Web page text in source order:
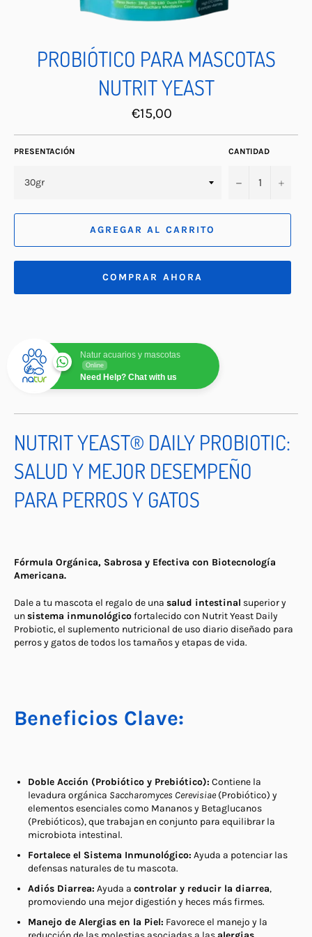
PROBIÓTICO PARA MASCOTAS
NUTRIT YEAST
Precio
habitual
€15,00
PRESENTACIÓN CANTIDAD
− +
AGREGAR AL CARRITO
COMPRAR AHORA
Natur acuarios y mascotas
Online
Need Help? Chat with us
NUTRIT YEAST® DAILY PROBIOTIC:
SALUD Y MEJOR DESEMPEÑO
PARA PERROS Y GATOS
Fórmula Orgánica, Sabrosa y Efectiva con Biotecnología
Americana.
Dale a tu mascota el regalo de una salud intestinal superior y
unsistema inmunológicofortalecido con Nutrit Yeast Daily
Probiotic, el suplemento nutricional de uso diario diseñado para
perros y gatos de todos los tamaños y etapas de vida.
Beneficios Clave:
Doble Acción (Probiótico y Prebiótico): Contiene la
levadura orgánica Saccharomyces Cerevisiae(Probiótico) y
elementos esenciales como Mananos y Betaglucanos
(Prebióticos), que trabajan en conjunto para equilibrar la
microbiota intestinal.
Fortalece el Sistema Inmunológico: Ayuda a potenciar las
defensas naturales de tu mascota.
Adiós Diarrea: Ayuda a controlar y reducir la diarrea,
promoviendo una mejor digestión y heces más firmes.
Manejo de Alergias en la Piel: Favorece el manejo y la